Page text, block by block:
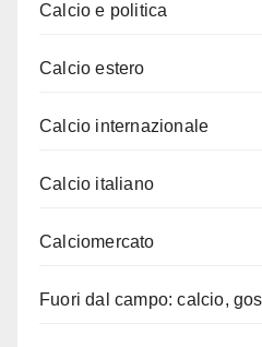
Calcio e politica
Calcio estero
Calcio internazionale
Calcio italiano
Calciomercato
Fuori dal campo: calcio,